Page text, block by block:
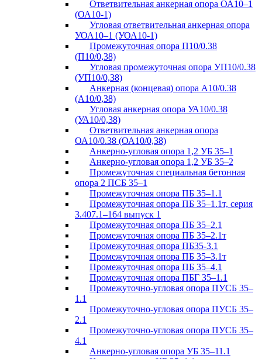
Ответвительная анкерная опора ОА10–1
(ОА10-1)
Угловая ответвительная анкерная опора
УОА10–1 (УОА10-1)
Промежуточная опора П10/0.38
(П10/0,38)
Угловая промежуточная опора УП10/0.38
(УП10/0,38)
Анкерная (концевая) опора А10/0.38
(А10/0,38)
Угловая анкерная опора УА10/0.38
(УА10/0,38)
Ответвительная анкерная опора
ОА10/0.38 (ОА10/0,38)
Анкерно-угловая опора 1,2 УБ 35–1
Анкерно-угловая опора 1,2 УБ 35–2
Промежуточная специальная бетонная
опора 2 ПСБ 35–1
Промежуточная опора ПБ 35–1.1
Промежуточная опора ПБ 35–1.1т, серия
3.407.1–164 выпуск 1
Промежуточная опора ПБ 35–2.1
Промежуточная опора ПБ 35–2.1т
Промежуточная опора ПБ35-3.1
Промежуточная опора ПБ 35–3.1т
Промежуточная опора ПБ 35–4.1
Промежуточная опора ПБГ 35–1.1
Промежуточно-угловая опора ПУСБ 35–
1.1
Промежуточно-угловая опора ПУСБ 35–
2.1
Промежуточно-угловая опора ПУСБ 35–
4.1
Анкерно-угловая опора УБ 35–11.1